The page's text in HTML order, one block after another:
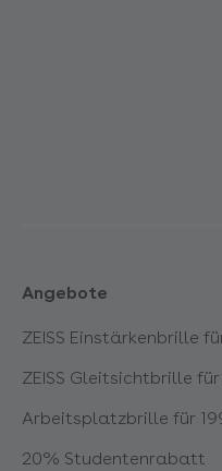
Angebote
ZEISS Einstärkenbrille
ZEISS Gleitsichtbrille
Arbeitsplatzbrille für
20% Studentenrabatt